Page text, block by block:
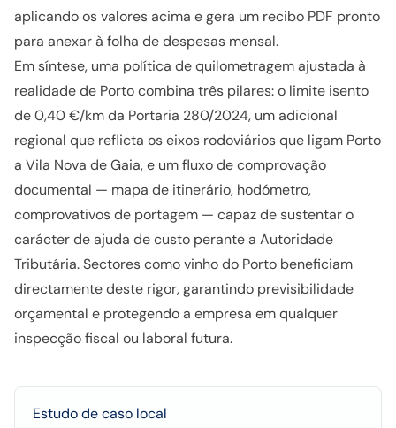
aplicando os valores acima e gera um recibo PDF pronto
para anexar à folha de despesas mensal.
Em síntese, uma política de quilometragem ajustada à
realidade de Porto combina três pilares: o limite isento
de 0,40 €/km da Portaria 280/2024, um adicional
regional que reflicta os eixos rodoviários que ligam Porto
a Vila Nova de Gaia, e um fluxo de comprovação
documental — mapa de itinerário, hodómetro,
comprovativos de portagem — capaz de sustentar o
carácter de ajuda de custo perante a Autoridade
Tributária. Sectores como vinho do Porto beneficiam
directamente deste rigor, garantindo previsibilidade
orçamental e protegendo a empresa em qualquer
inspecção fiscal ou laboral futura.
Estudo de caso local